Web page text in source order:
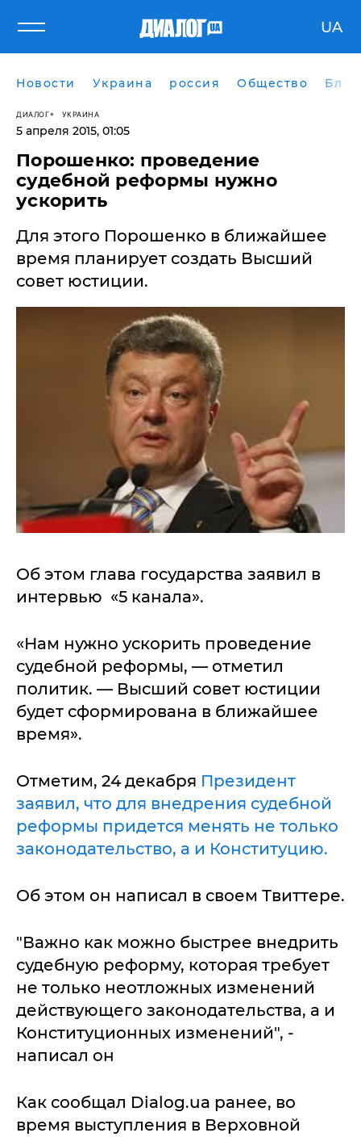
UA
Новости Украина россия Общество
ДИАЛОГ УКРАИНА
5 апреля 2015, 01:05
Порошенко: проведение
судебной реформы нужно
ускорить
Для этого Порошенко в ближайшее
время планирует создать Высший
совет юстиции.
Об этом глава государства заявил в
интервью «5 канала».
«Нам нужно ускорить проведение
судебной реформы, — отметил
политик. — Высший совет юстиции
будет сформирована в ближайшее
время».
Отметим, 24 декабря Президент
заявил, что для внедрения судебной
реформы придется менять не только
законодательство, а и Конституцию.
Об этом он написал в своем Твиттере.
"Важно как можно быстрее внедрить
судебную реформу, которая требует
не только неотложных изменений
действующего законодательства, а и
Конституционных изменений", -
написал он
Как сообщал Dialog.ua ранее, во
время выступления в Верховной